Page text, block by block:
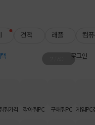
견적 래플 컴
로그인
줘가격 깎아줘PC 구해줘PC 게임PC